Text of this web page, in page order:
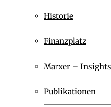
Historie
Finanzplatz
Marxer – Insights
Publikationen